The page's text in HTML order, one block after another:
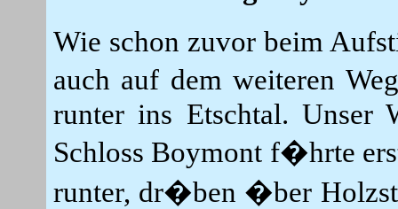
Wie schon zuvor beim
auch auf dem weiteren
runter ins Etschtal. Unser
Schloss Boymont f�hrte
runter, dr�ben �ber